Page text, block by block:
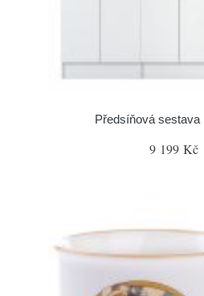
Předsíňová sestava
9 199 Kč